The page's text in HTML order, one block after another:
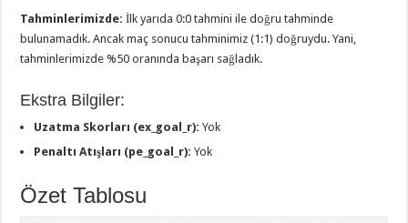
Tahminlerimizde: İlk yarıda 0:0 tahmini ile doğru tahminde
bulunamadık. Ancak maç sonucu tahminimiz (1:1) doğruydu. Yani,
tahminlerimizde %50 oranında başarı sağladık.
Ekstra Bilgiler:
Uzatma Skorları (ex_goal_r): Yok
Penaltı Atışları (pe_goal_r): Yok
Özet Tablosu